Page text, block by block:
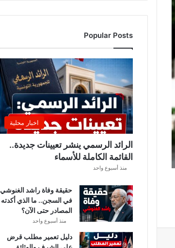
ن
د
ي
ا
ف
ر
ي
ق
ي
ب
ل
ع
ة
د
و
ر
ي
Popular Posts
اخبار محلية
الرائد الرسمي ينشر تعيينات جديدة..
القائمة الكاملة للأسماء
منذ أسبوع واحد
حقيقة وفاة راشد الغنوشي
في السجن.. ما الذي أكدته
المصادر حتى الآن؟
منذ أسبوع واحد
دليل تعمير مطلب قرض